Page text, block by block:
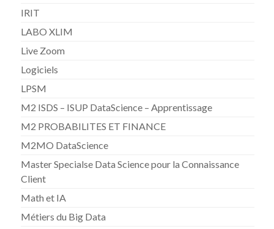
IRIT
LABO XLIM
Live Zoom
Logiciels
LPSM
M2 ISDS – ISUP DataScience – Apprentissage
M2 PROBABILITES ET FINANCE
M2MO DataScience
Master Specialse Data Science pour la Connaissance
Client
Math et IA
Métiers du Big Data